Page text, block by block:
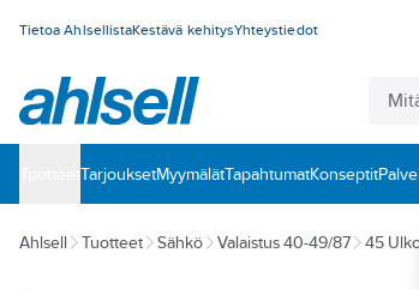
Tietoa AhlsellistaKestävä kehitysYhteystiedot
‎TarjouksetMyymälätTapahtumatKonseptit
Ahlsell Tuotteet Sähkö Valaistus 40-49/87 45